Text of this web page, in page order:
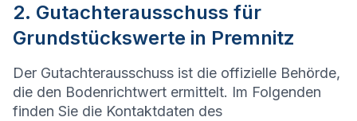
2. Gutachterausschuss für
Grundstückswerte in Premnitz
Der Gutachterausschuss ist die offizielle Behörde,
die den Bodenrichtwert ermittelt. Im Folgenden
finden Sie die Kontaktdaten des